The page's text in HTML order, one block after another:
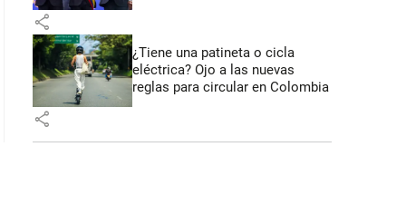
share
¿Tiene una patineta o cicla
eléctrica? Ojo a las nuevas
reglas para circular en Colombia
share